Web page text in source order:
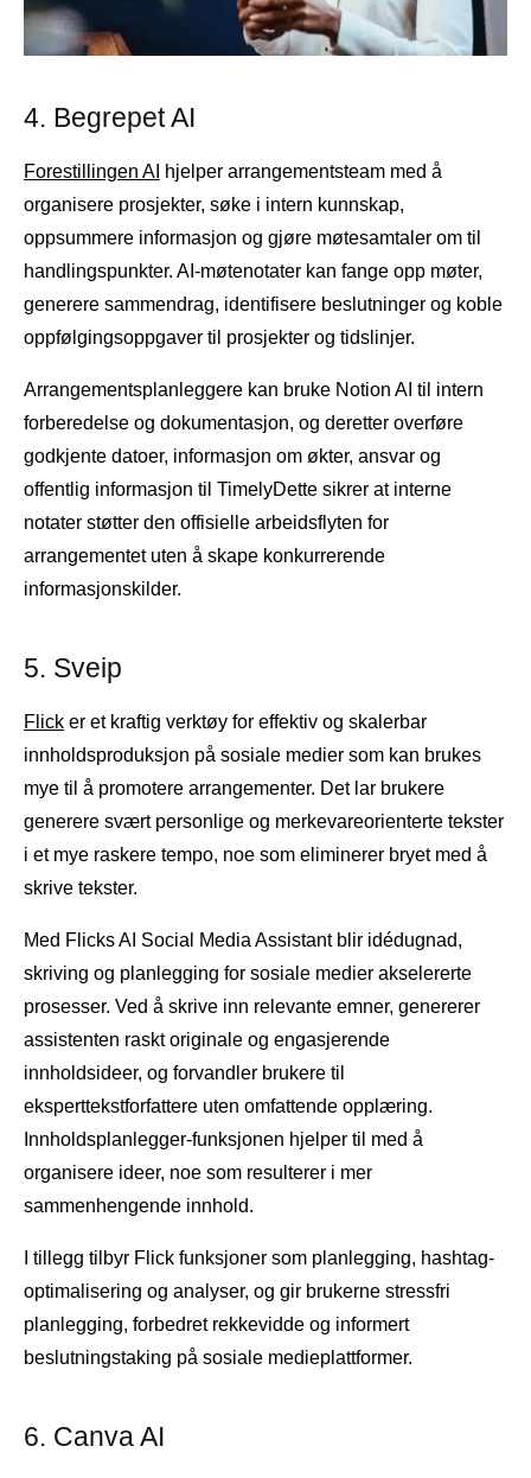
4. Begrepet AI
Forestillingen AI hjelper arrangementsteam med å
organisere prosjekter, søke i intern kunnskap,
oppsummere informasjon og gjøre møtesamtaler om til
handlingspunkter. AI-møtenotater kan fange opp møter,
generere sammendrag, identifisere beslutninger og koble
oppfølgingsoppgaver til prosjekter og tidslinjer.
Arrangementsplanleggere kan bruke Notion AI til intern
forberedelse og dokumentasjon, og deretter overføre
godkjente datoer, informasjon om økter, ansvar og
offentlig informasjon til TimelyDette sikrer at interne
notater støtter den offisielle arbeidsflyten for
arrangementet uten å skape konkurrerende
informasjonskilder.
5. Sveip
Flick er et kraftig verktøy for effektiv og skalerbar
innholdsproduksjon på sosiale medier som kan brukes
mye til å promotere arrangementer. Det lar brukere
generere svært personlige og merkevareorienterte tekster
i et mye raskere tempo, noe som eliminerer bryet med å
skrive tekster.
Med Flicks AI Social Media Assistant blir idédugnad,
skriving og planlegging for sosiale medier akselererte
prosesser. Ved å skrive inn relevante emner, genererer
assistenten raskt originale og engasjerende
innholdsideer, og forvandler brukere til
eksperttekstforfattere uten omfattende opplæring.
Innholdsplanlegger-funksjonen hjelper til med å
organisere ideer, noe som resulterer i mer
sammenhengende innhold.
I tillegg tilbyr Flick funksjoner som planlegging, hashtag-
optimalisering og analyser, og gir brukerne stressfri
planlegging, forbedret rekkevidde og informert
beslutningstaking på sosiale medieplattformer.
6. Canva AI